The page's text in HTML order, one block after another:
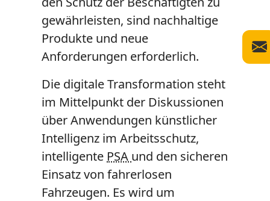
gewährleisten, sind nachhaltige
Produkte und neue
Anforderungen erforderlich.
Die digitale Transformation steht
im Mittelpunkt der Diskussionen
über Anwendungen künstlicher
Intelligenz im Arbeitsschutz,
intelligente PSA und den sicheren
Einsatz von fahrerlosen
Fahrzeugen. Es wird um